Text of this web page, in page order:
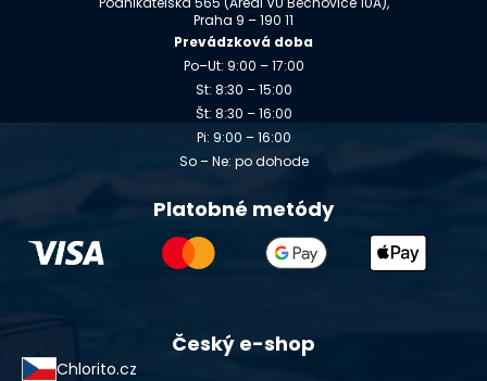
Praha 9 – 190 11
Prevádzková doba
Po–Ut: 9:00 – 17:00
St: 8:30 – 15:00
Št: 8:30 – 16:00
Pi: 9:00 – 16:00
So – Ne: po dohode
Platobné metódy
Český e-shop
Chlorito.cz